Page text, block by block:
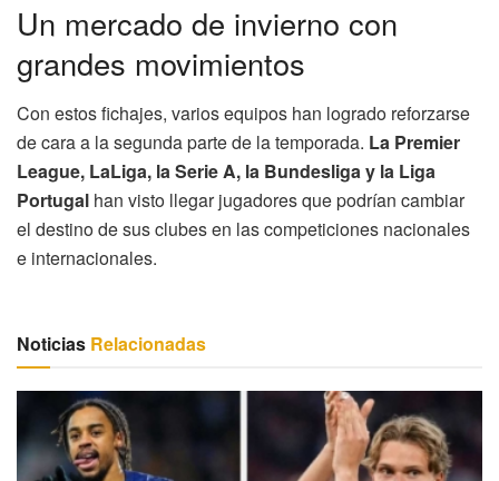
Un mercado de invierno con
grandes movimientos
Con estos fichajes, varios equipos han logrado reforzarse
de cara a la segunda parte de la temporada. La Premier
League, LaLiga, la Serie A, la Bundesliga y la Liga
Portugal han visto llegar jugadores que podrían cambiar
el destino de sus clubes en las competiciones nacionales
e internacionales.
Noticias Relacionadas